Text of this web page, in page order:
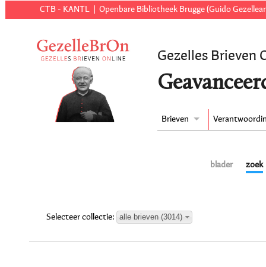
CTB - KANTL Openbare Bibliotheek Brugge (Guido
Gezelles Brieven
Brieven
blader zoek
Selecteer collectie: alle brieven (3014)